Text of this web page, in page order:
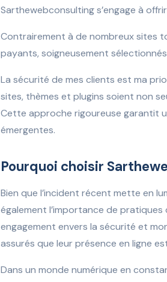
Sarthewebconsulting s’engage à
Contrairement à de nombreux sites
payants, soigneusement
La sécurité de mes clients est ma
sites, thèmes et plugins soient non
Cette approche rigoureuse garantit
émergentes.
Pourquoi choisir
Bien que l’incident récent mette en
également l’importance de
engagement envers la sécurité et
assurés que leur présence en ligne
Dans un monde numérique en